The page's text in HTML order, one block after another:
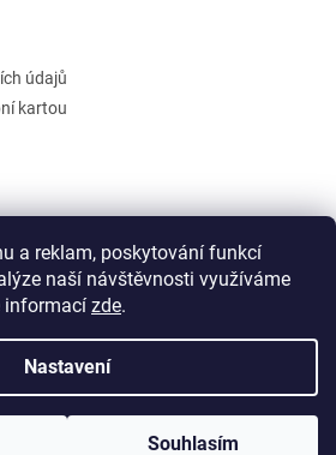
a reklam, poskytování funkcí
naší návštěvnosti využíváme
informací zde.
Nastavení
Souhlasím
údajů
kartou
. Všechna práva vyhrazena.